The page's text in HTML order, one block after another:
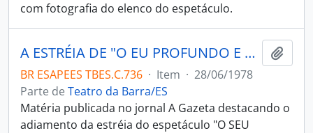
com fotografia do elenco do espetáculo.
A ESTRÉIA DE "O EU PROFUNDO E OS OUTROS EUS" ESTÁ ADIADA
BR ESAPEES TBES.C.736 · Item · 28/06/1978
Parte de Teatro da Barra/ES
Matéria publicada no jornal A Gazeta destacando o
adiamento da estréia do espetáculo "O SEU